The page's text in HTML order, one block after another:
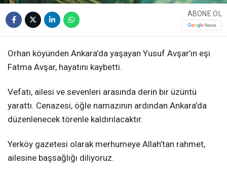
ABONE OL
Orhan köyünden Ankara’da yaşayan Yusuf Avşar’ın eşi
Fatma Avşar, hayatını kaybetti.
Vefatı, ailesi ve sevenleri arasında derin bir üzüntü
yarattı. Cenazesi, öğle namazının ardından Ankara’da
düzenlenecek törenle kaldırılacaktır.
Yerköy gazetesi olarak merhumeye Allah’tan rahmet,
ailesine başsağlığı diliyoruz.